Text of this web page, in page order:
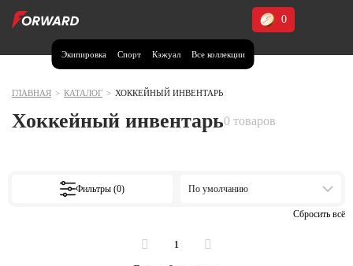
Экипировка Спорт Кэжуал Все коллекции
0
Москва и МО
Волгоградская область (1)
Иркутская область (2)
ГЛАВНАЯ > КАТАЛОГ > ХОККЕЙНЫЙ ИНВЕНТАРЬ
Хоккейный инвентарь0 товаров
Фильтры (0) По умолчанию
1